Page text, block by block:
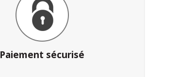
Paiement sécurisé